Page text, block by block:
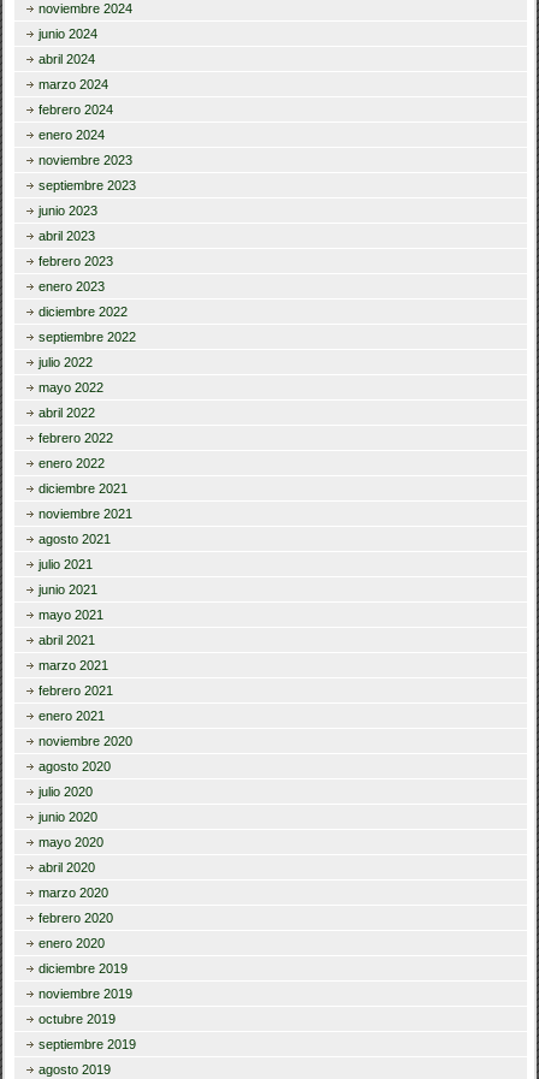
noviembre 2024
junio 2024
abril 2024
marzo 2024
febrero 2024
enero 2024
noviembre 2023
septiembre 2023
junio 2023
abril 2023
febrero 2023
enero 2023
diciembre 2022
septiembre 2022
julio 2022
mayo 2022
abril 2022
febrero 2022
enero 2022
diciembre 2021
noviembre 2021
agosto 2021
julio 2021
junio 2021
mayo 2021
abril 2021
marzo 2021
febrero 2021
enero 2021
noviembre 2020
agosto 2020
julio 2020
junio 2020
mayo 2020
abril 2020
marzo 2020
febrero 2020
enero 2020
diciembre 2019
noviembre 2019
octubre 2019
septiembre 2019
agosto 2019